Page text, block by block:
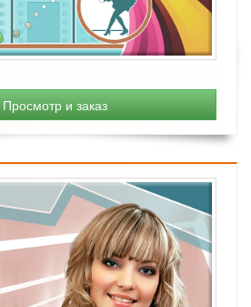
Просмотр и заказ